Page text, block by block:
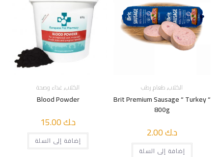
الكلاب,طعام رطب
Brit Premium Sausage “ Turkey “
800g
د.ك
إضافة إلى السلة
الكلاب,غذاء وصحة
Blood Powder
د.ك15.00
إضافة إلى السلة